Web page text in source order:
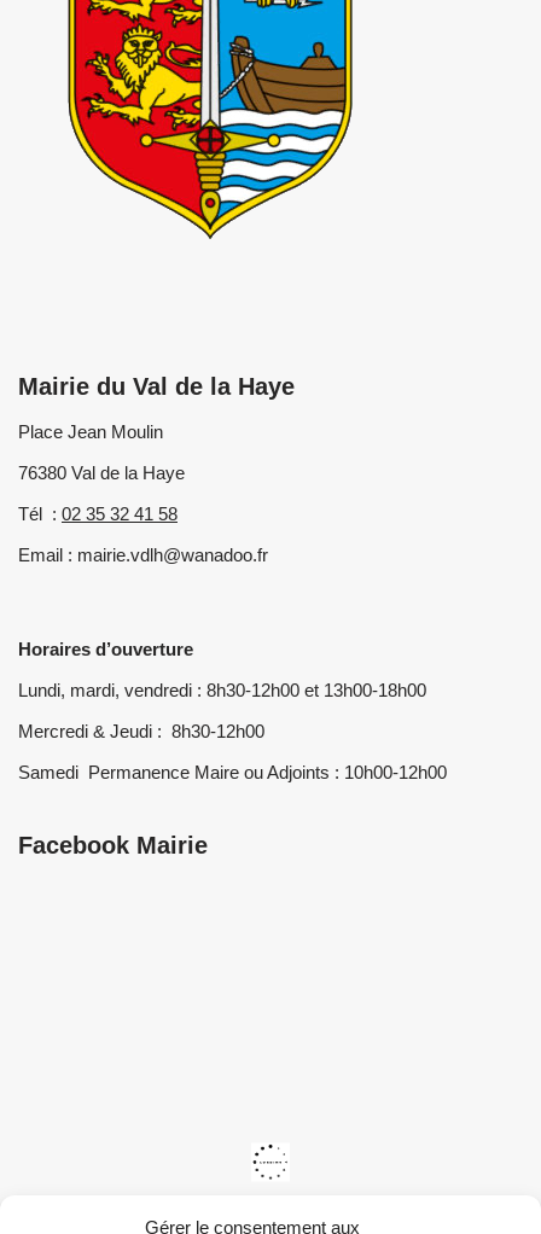
Gérer le consentement aux
Mairie du Val de la Haye
Place Jean Moulin
76380 Val de la Haye
Tél : 02 35 32 41 58
Email : mairie.vdlh@wanadoo.fr
Horaires d’ouverture
Lundi, mardi, vendredi : 8h30-12h00 et 13h00-18h00
Mercredi & Jeudi : 8h30-12h00
Samedi Permanence Maire ou Adjoints : 10h00-12h00
Facebook Mairie